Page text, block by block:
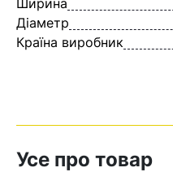
Ширина
Діаметр
Країна виробник
Усе про товар